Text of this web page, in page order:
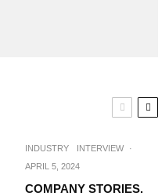
INDUSTRY INTERVIEW
·
APRIL 5, 2024
COMPANY STORIES.